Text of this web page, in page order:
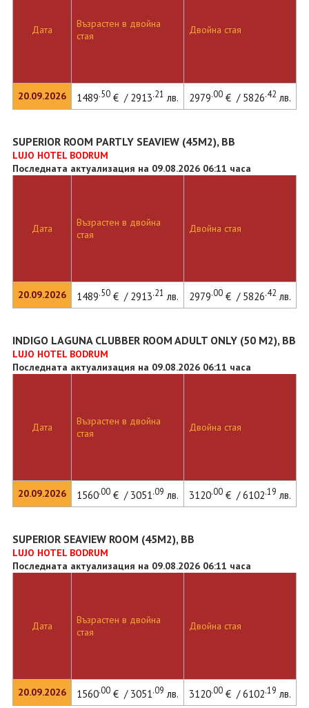
Дата
20.09.2026
Възрастен в двойна
стая
Двойна стая
1489.50€ / 2913.21 лв. 2979.00€ / 5826.42 лв.
SUPERIOR ROOM PARTLY SEAVIEW (45M2), BB
LUJO HOTEL BODRUM
Последната актуализация на 09.08.2026 06:11 часа
Дата
20.09.2026
Възрастен в двойна
стая
Двойна стая
1489.50€ / 2913.21 лв. 2979.00€ / 5826.42 лв.
INDIGO LAGUNA CLUBBER ROOM ADULT ONLY (50 M2), BB
LUJO HOTEL BODRUM
Последната актуализация на 09.08.2026 06:11 часа
Дата
20.09.2026
Възрастен в двойна
стая
Двойна стая
1560.00€ / 3051.09 лв. 3120.00€ / 6102.19 лв.
SUPERIOR SEAVIEW ROOM (45M2), BB
LUJO HOTEL BODRUM
Последната актуализация на 09.08.2026 06:11 часа
Дата
20.09.2026
Възрастен в двойна
стая
Двойна стая
1560.00€ / 3051.09 лв. 3120.00€ / 6102.19 лв.